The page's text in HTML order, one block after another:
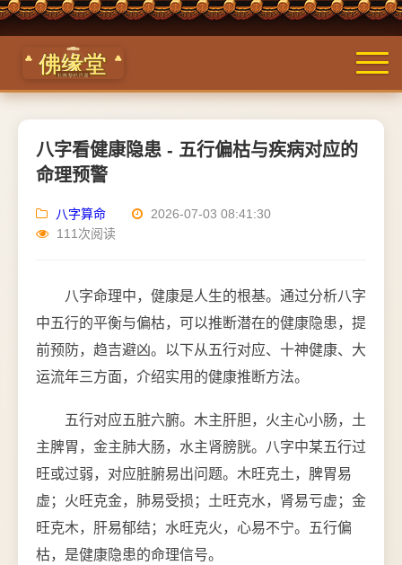
八字看健康隐患 - 五行偏枯与疾病对应的
命理预警
八字算命
2026-07-03 08:41:30
111次阅读
八字命理中，健康是人生的根基。通过分析八字
中五行的平衡与偏枯，可以推断潜在的健康隐患，提
前预防，趋吉避凶。以下从五行对应、十神健康、大
运流年三方面，介绍实用的健康推断方法。
五行对应五脏六腑。木主肝胆，火主心小肠，土
主脾胃，金主肺大肠，水主肾膀胱。八字中某五行过
旺或过弱，对应脏腑易出问题。木旺克土，脾胃易
虚；火旺克金，肺易受损；土旺克水，肾易亏虚；金
旺克木，肝易郁结；水旺克火，心易不宁。五行偏
枯，是健康隐患的命理信号。